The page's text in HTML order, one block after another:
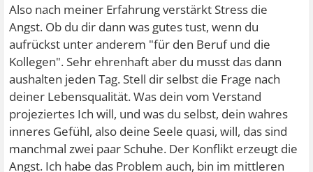
Also nach meiner Erfahrung verstärkt Stress die
Angst. Ob du dir dann was gutes tust, wenn du
aufrückst unter anderem "für den Beruf und die
Kollegen". Sehr ehrenhaft aber du musst das dann
aushalten jeden Tag. Stell dir selbst die Frage nach
deiner Lebensqualität. Was dein vom Verstand
projeziertes Ich will, und was du selbst, dein wahres
inneres Gefühl, also deine Seele quasi, will, das sind
manchmal zwei paar Schuhe. Der Konflikt erzeugt die
Angst. Ich habe das Problem auch, bin im mittleren